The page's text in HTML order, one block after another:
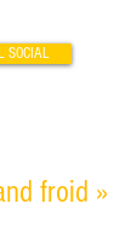
SOCIAL
froid »